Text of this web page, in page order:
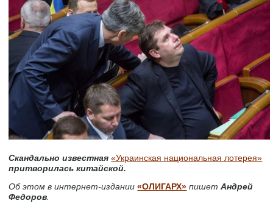
Скандально известная«Украинская национальная лотерея»
притворилась китайской.
Об этом в интернет-издании«ОЛИГАРХ» пишетАндрей
Федоров